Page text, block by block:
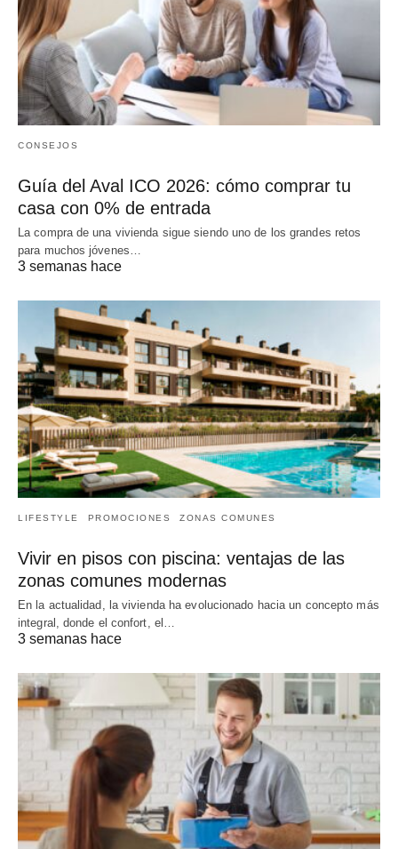
CONSEJOS
Guía del Aval ICO 2026: cómo comprar tu
casa con 0% de entrada
La compra de una vivienda sigue siendo uno de los grandes retos
para muchos jóvenes…
3 semanas hace
LIFESTYLE PROMOCIONES ZONAS COMUNES
Vivir en pisos con piscina: ventajas de las
zonas comunes modernas
En la actualidad, la vivienda ha evolucionado hacia un concepto más
integral, donde el confort, el…
3 semanas hace